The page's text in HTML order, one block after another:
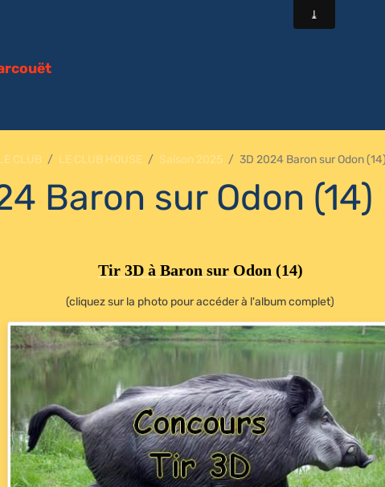
CLUB LE CLUB HOUSE Saison 2025 3D 2024 Baron sur Odon (14)
Baron sur Odon (14)
Tir 3D à Baron sur Odon (14)
(cliquez sur la photo pour accéder à l'album complet)